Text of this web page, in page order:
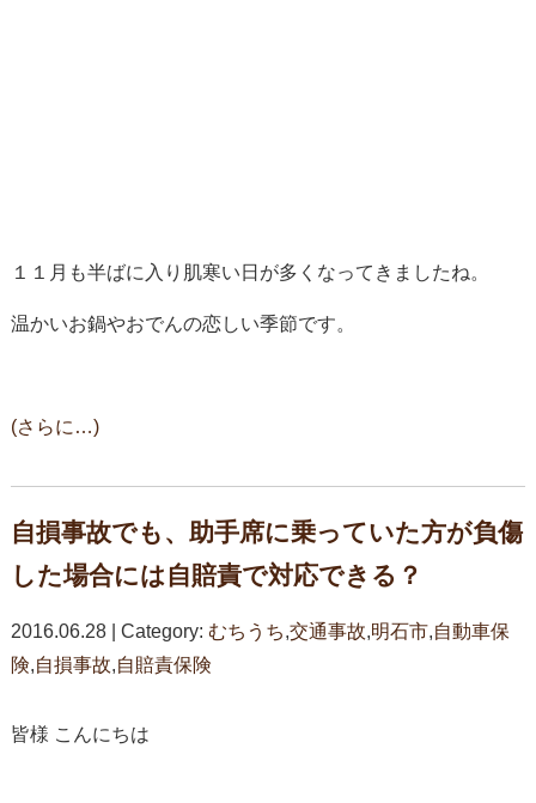
１１月も半ばに入り肌寒い日が多くなってきましたね。
温かいお鍋やおでんの恋しい季節です。
(さらに…)
自損事故でも、助手席に乗っていた方が負傷
した場合には自賠責で対応できる？
2016.06.28 | Category: むちうち,交通事故,明石市,自動車保
険,自損事故,自賠責保険
皆様 こんにちは